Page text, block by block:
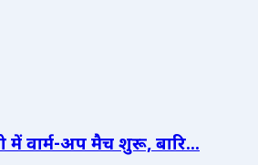
में वार्म-अप मैच शुरू, बारि...